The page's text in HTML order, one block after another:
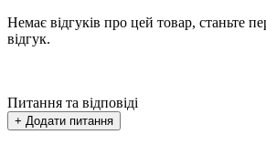
Немає відгуків про цей товар, станьте
відгук.
Питання та відповіді
+ Додати питання